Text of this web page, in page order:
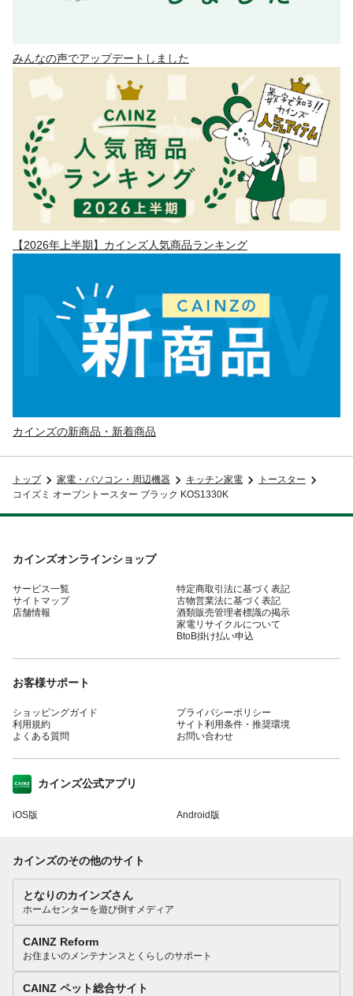
みんなの声でアップデートしました
【2026年上半期】カインズ人気商品ランキング
カインズの新商品・新着商品
トップ 家電・パソコン・周辺機器 キッチン家電
トースター
コイズミ オーブントースター ブラック KOS1330K
カインズオンラインショップ
サービス一覧
サイトマップ
店舗情報
特定商取引法に基づく表記
古物営業法に基づく表記
酒類販売管理者標識の掲示
家電リサイクルについて
BtoB掛け払い申込
お客様サポート
ショッピングガイド
利用規約
よくある質問
プライバシーポリシー
サイト利用条件・推奨環境
お問い合わせ
カインズ公式アプリ
iOS版 Android版
カインズのその他のサイト
となりのカインズさん
ホームセンターを遊び倒すメディア
CAINZ Reform
お住まいのメンテナンスとくらしのサポート
CAINZ ペット総合サイト